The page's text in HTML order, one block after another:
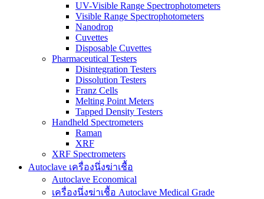
UV-Visible Range Spectrophotometers
Visible Range Spectrophotometers
Nanodrop
Cuvettes
Disposable Cuvettes
Pharmaceutical Testers
Disintegration Testers
Dissolution Testers
Franz Cells
Melting Point Meters
Tapped Density Testers
Handheld Spectrometers
Raman
XRF
XRF Spectrometers
Autoclave เครื่องนึ่งฆ่าเชื้อ
Autoclave Economical
เครื่องนึ่งฆ่าเชื้อ Autoclave Medical Grade